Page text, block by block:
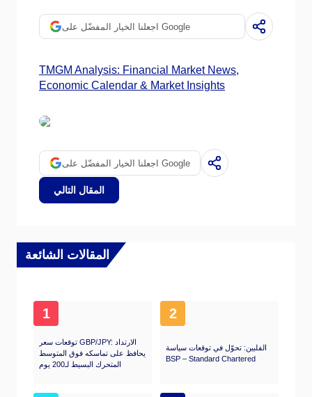
اجعلنا الخيار المفضّل على Google
TMGM Analysis: Financial Market News,
Economic Calendar & Market Insights
اجعلنا الخيار المفضّل على Google
المقال التالي
المقالات الشائعة
1
توقعات سعر GBP/JPY: الارتداد
يحافظ على تماسكه فوق المتوسط
المتحرك البسيط لـ200 يوم
2
الفلبين: تحوّل في توقعات سياسة
BSP – Standard Chartered